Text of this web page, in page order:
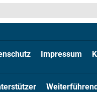
Impressum